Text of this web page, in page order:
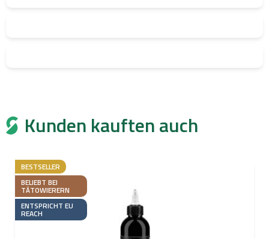
Kunden kauften auch
BESTSELLER
BELIEBT BEI
TÄTOWIERERN
ENTSPRICHT EU
REACH